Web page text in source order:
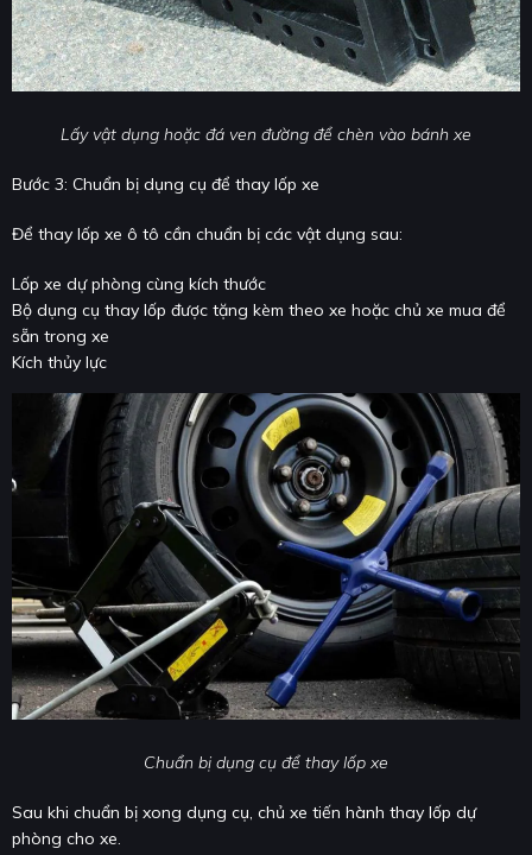
Lấy vật dụng hoặc đá ven đường để chèn vào bánh xe
Bước 3: Chuẩn bị dụng cụ để thay lốp xe
Để thay lốp xe ô tô cần chuẩn bị các vật dụng sau:
Lốp xe dự phòng cùng kích thước
Bộ dụng cụ thay lốp được tặng kèm theo xe hoặc chủ xe mua để
sẵn trong xe
Kích thủy lực
Chuẩn bị dụng cụ để thay lốp xe
Sau khi chuẩn bị xong dụng cụ, chủ xe tiến hành thay lốp dự
phòng cho xe.